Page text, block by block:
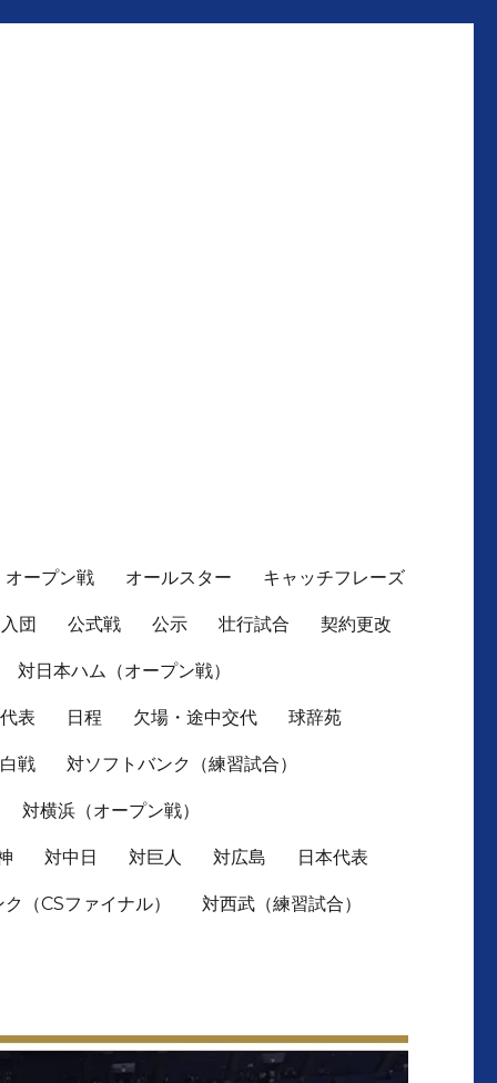
オープン戦 オールスター キャッチフレーズ
入団 公式戦 公示 壮行試合 契約更改
対日本ハム（オープン戦）
表 日程 欠場・途中交代 球辞苑
戦 対ソフトバンク（練習試合）
対横浜（オープン戦）
対中日 対巨人 対広島 日本代表
（CSファイナル） 対西武（練習試合）